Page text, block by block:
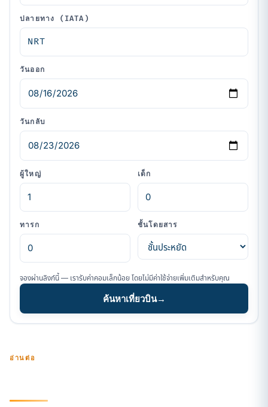
ปลายทาง (IATA)
วันออก
วันกลับ
ผู้ใหญ่ เด็ก
ทารก ชั้นโดยสาร
จองผ่านลิงก์นี้ — เรารับค่าคอมเล็กน้อย โดยไม่มีค่าใช้จ่ายเพิ่มเติมสำหรับคุณ
ค้นหาเที่ยวบิน→
อ่านต่อ